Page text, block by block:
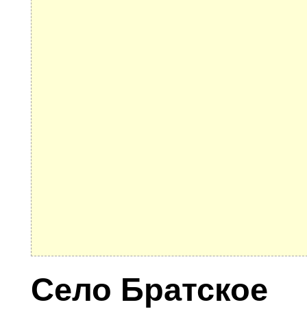
Село Братское